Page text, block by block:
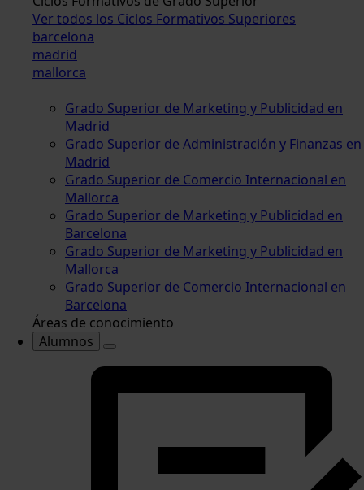
Ver todos los Ciclos Formativos Superiores
barcelona
madrid
mallorca
Grado Superior de Marketing y Publicidad en
Madrid
Grado Superior de Administración y Finanzas en
Madrid
Grado Superior de Comercio Internacional en
Mallorca
Grado Superior de Marketing y Publicidad en
Barcelona
Grado Superior de Marketing y Publicidad en
Mallorca
Grado Superior de Comercio Internacional en
Barcelona
Áreas de conocimiento
Alumnos